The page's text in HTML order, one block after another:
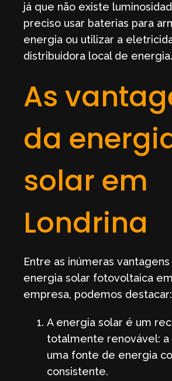
já que não existe
preciso usar baterias para
energia ou utilizar a
distribuidora local de energia.
As
da
solar em
Londrina
Entre as inúmeras
energia solar fotovoltaica
empresa, podemos destacar:
A energia solar é um
totalmente renovável: a
uma fonte de energia
consistente.